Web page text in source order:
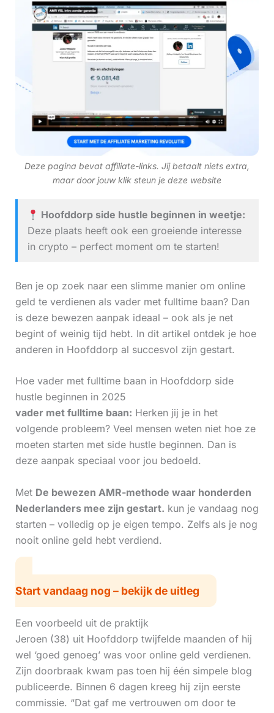
Deze pagina bevat affiliate-links. Jij betaalt niets extra,
maar door jouw klik steun je deze website
Hoofddorp side hustle beginnen in weetje:
Deze plaats heeft ook een groeiende interesse
in crypto – perfect moment om te starten!
Ben je op zoek naar een slimme manier om online
geld te verdienen als vader met fulltime baan? Dan
is deze bewezen aanpak ideaal – ook als je net
begint of weinig tijd hebt. In dit artikel ontdek je hoe
anderen in Hoofddorp al succesvol zijn gestart.
Hoe vader met fulltime baan in Hoofddorp side
hustle beginnen in 2025
vader met fulltime baan: Herken jij je in het
volgende probleem? Veel mensen weten niet hoe ze
moeten starten met side hustle beginnen. Dan is
deze aanpak speciaal voor jou bedoeld.
Met De bewezen AMR-methode waar honderden
Nederlanders mee zijn gestart. kun je vandaag nog
starten – volledig op je eigen tempo. Zelfs als je nog
nooit online geld hebt verdiend.
Start vandaag nog – bekijk de uitleg
Een voorbeeld uit de praktijk
Jeroen (38) uit Hoofddorp twijfelde maanden of hij
wel ‘goed genoeg’ was voor online geld verdienen.
Zijn doorbraak kwam pas toen hij één simpele blog
publiceerde. Binnen 6 dagen kreeg hij zijn eerste
commissie. “Dat gaf me vertrouwen om door te